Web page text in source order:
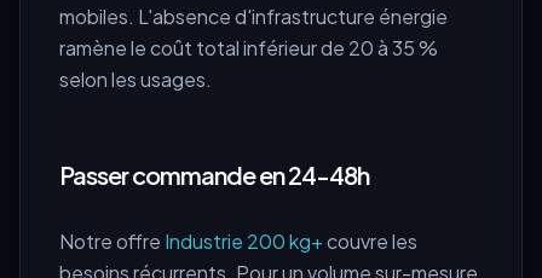
mobiles. L'absence d'infrastructure énergie
ramène le coût total inférieur de 20 à 35 %
selon les usages.
Passer commande en 24-48h
Notre offre Industrie 200 kg+couvre les
besoins récurrents. Pour un volume sur-mesure,